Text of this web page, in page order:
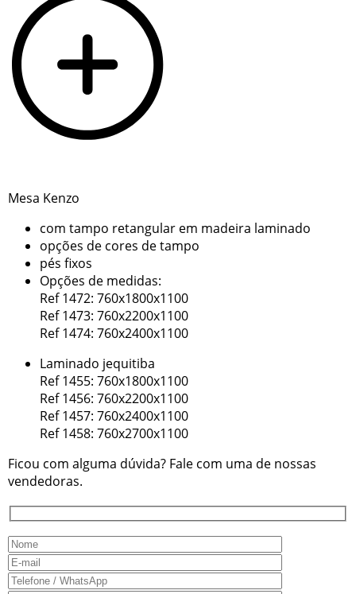
Mesa Kenzo
com tampo retangular em madeira laminado
opções de cores de tampo
pés fixos
Opções de medidas:
Ref 1472: 760x1800x1100
Ref 1473: 760x2200x1100
Ref 1474: 760x2400x1100
Laminado jequitiba
Ref 1455: 760x1800x1100
Ref 1456: 760x2200x1100
Ref 1457: 760x2400x1100
Ref 1458: 760x2700x1100
Ficou com alguma dúvida? Fale com uma de nossas
vendedoras.